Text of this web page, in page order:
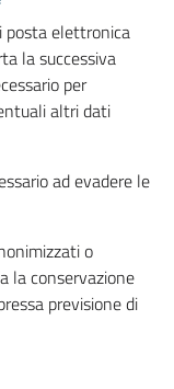
posta elettronica
la successiva
per
altri dati
ad evadere le
o
la conservazione
previsione di